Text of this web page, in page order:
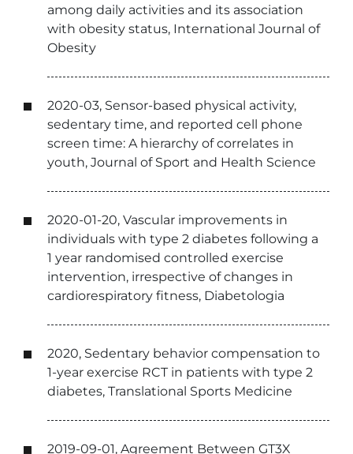
among daily activities and its association
with obesity status, International Journal of
Obesity
2020-03, Sensor-based physical activity,
sedentary time, and reported cell phone
screen time: A hierarchy of correlates in
youth, Journal of Sport and Health Science
2020-01-20, Vascular improvements in
individuals with type 2 diabetes following a
1 year randomised controlled exercise
intervention, irrespective of changes in
cardiorespiratory fitness, Diabetologia
2020, Sedentary behavior compensation to
1-year exercise RCT in patients with type 2
diabetes, Translational Sports Medicine
2019-09-01, Agreement Between GT3X